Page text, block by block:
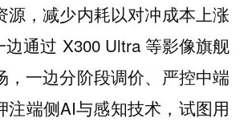
源，减少内耗以对冲成本上涨
边通过 X300 Ultra 等影像旗舰
，一边分阶段调价、严控中端
注端侧AI与感知技术，试图用